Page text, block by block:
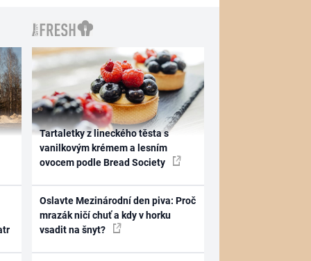
Tartaletky z lineckého těsta s
vanilkovým krémem a lesním
ovocem podle Bread Society
Oslavte Mezinárodní den piva: Proč
mrazák ničí chuť a kdy v horku
vsadit na šnyt?